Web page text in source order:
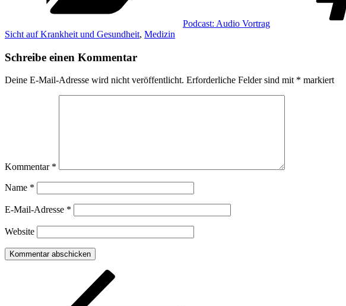
Podcast: Audio Vortrag
Sicht auf Krankheit und Gesundheit, Medizin
Schreibe einen Kommentar
Deine E-Mail-Adresse wird nicht veröffentlicht. Erforderliche Felder sind mit * markiert
Kommentar *
Name *
E-Mail-Adresse *
Website
Beitragsnavigation